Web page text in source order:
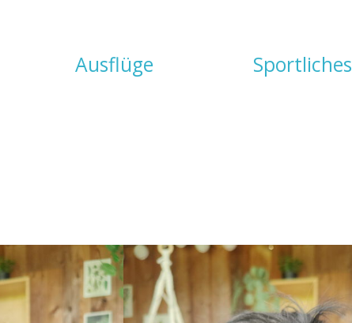
Ausflüge Sportliches